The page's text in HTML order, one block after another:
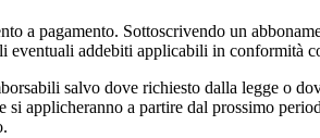
a pagamento. Sottoscrivendo un
eventuali addebiti applicabili in conformità
salvo dove richiesto dalla legge o
applicheranno a partire dal prossimo